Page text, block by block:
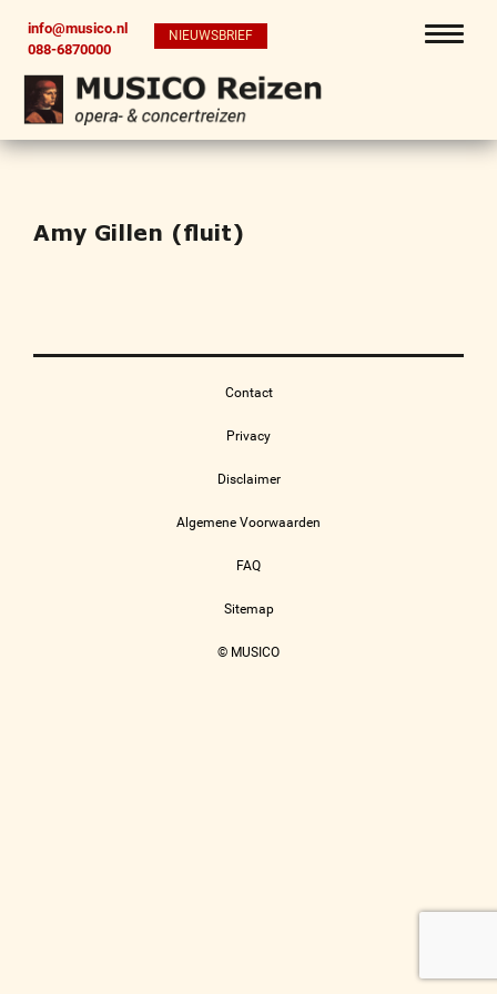
info@musico.nl
088-6870000
NIEUWSBRIEF
Amy Gillen (fluit)
Contact
Privacy
Disclaimer
Algemene Voorwaarden
FAQ
Sitemap
© MUSICO